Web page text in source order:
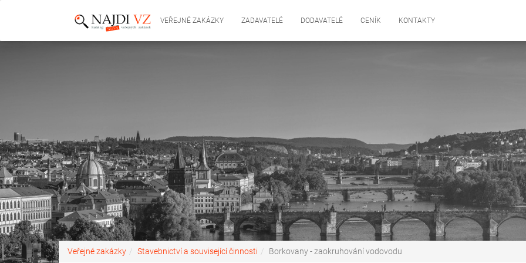
VEŘEJNÉ ZAKÁZKY ZADAVATELÉ DODAVATELÉ CENÍK KONTAKTY
Veřejné zakázky Stavebnictví a související činnosti Borkovany - zaokruhování vodovodu